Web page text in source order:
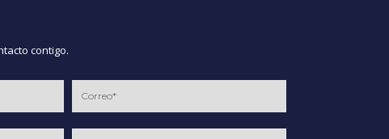
contigo.